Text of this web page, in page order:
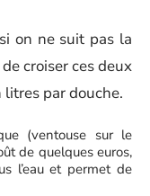
on ne suit pas la
croiser ces deux
litres par douche.
(ventouse sur le
de quelques euros,
l’eau et permet de